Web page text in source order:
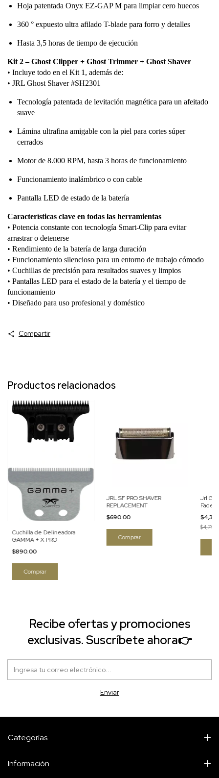
Hoja patentada Onyx EZ-GAP M para limpiar cero huecos
360 ° expuesto ultra afilado T-blade para forro y detalles
Hasta 3,5 horas de tiempo de ejecución
Kit 2 – Ghost Clipper + Ghost Trimmer + Ghost Shaver
• Incluye todo en el Kit 1, además de:
• JRL Ghost Shaver #SH2301
Tecnología patentada de levitación magnética para un afeitado
suave
Lámina ultrafina amigable con la piel para cortes súper
cerrados
Motor de 8.000 RPM, hasta 3 horas de funcionamiento
Funcionamiento inalámbrico o con cable
Pantalla LED de estado de la batería
Características clave en todas las herramientas
• Potencia constante con tecnología Smart-Clip para evitar
arrastrar o detenerse
• Rendimiento de la batería de larga duración
• Funcionamiento silencioso para un entorno de trabajo cómodo
• Cuchillas de precisión para resultados suaves y limpios
• Pantallas LED para el estado de la batería y el tiempo de
funcionamiento
• Diseñado para uso profesional y doméstico
Compartir
Productos relacionados
Cuchilla de Delineadora
GAMMA + X PRO
$890.00
JRL SF PRO SHAVER
REPLACEMENT
$690.00
Jrl
Fade
Recibe ofertas y promociones
exclusivas. Suscríbete ahora👉
Categorías
Información